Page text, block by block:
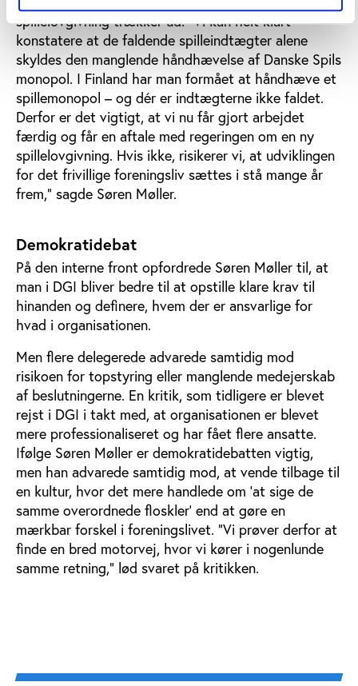
spillelovgivning trækker ud. ”Vi kan helt klart
konstatere at de faldende spilleindtægter alene
skyldes den manglende håndhævelse af Danske Spils
monopol. I Finland har man formået at håndhæve et
spillemonopol – og dér er indtægterne ikke faldet.
Derfor er det vigtigt, at vi nu får gjort arbejdet
færdig og får en aftale med regeringen om en ny
spillelovgivning. Hvis ikke, risikerer vi, at udviklingen
for det frivillige foreningsliv sættes i stå mange år
frem,” sagde Søren Møller.
Demokratidebat
På den interne front opfordrede Søren Møller til, at
man i DGI bliver bedre til at opstille klare krav til
hinanden og definere, hvem der er ansvarlige for
hvad i organisationen.
Men flere delegerede advarede samtidig mod
risikoen for topstyring eller manglende medejerskab
af beslutningerne. En kritik, som tidligere er blevet
rejst i DGI i takt med, at organisationen er blevet
mere professionaliseret og har fået flere ansatte.
Ifølge Søren Møller er demokratidebatten vigtig,
men han advarede samtidig mod, at vende tilbage til
en kultur, hvor det mere handlede om ’at sige de
samme overordnede floskler’ end at gøre en
mærkbar forskel i foreningslivet. ”Vi prøver derfor at
finde en bred motorvej, hvor vi kører i nogenlunde
samme retning,” lød svaret på kritikken.